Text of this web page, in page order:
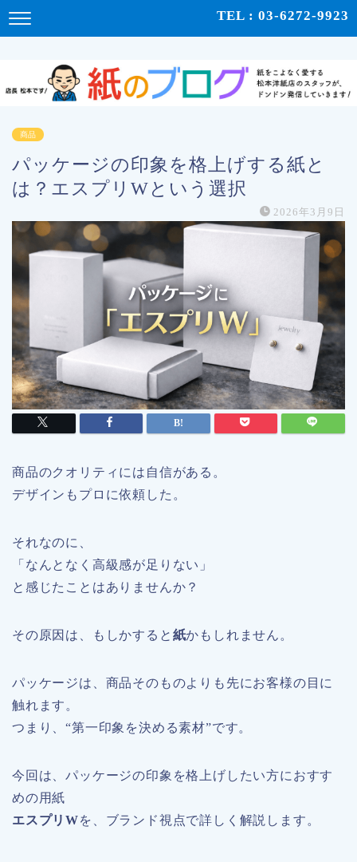
TEL : 03-6272-9923
商品
パッケージの印象を格上げする紙と
は？エスプリWという選択
2026年3月9日
商品のクオリティには自信がある。
デザインもプロに依頼した。
それなのに、
「なんとなく高級感が足りない」
と感じたことはありませんか？
その原因は、もしかすると 紙かもしれません。
パッケージは、商品そのものよりも先にお客様の目に
触れます。
つまり、“第一印象を決める素材”です。
今回は、パッケージの印象を格上げしたい方におすす
めの用紙
エスプリWを、ブランド視点で詳しく解説します。